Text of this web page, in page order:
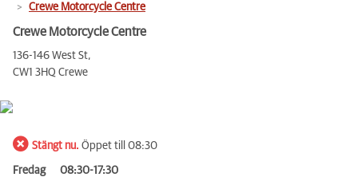
Crewe Motorcycle Centre
Crewe Motorcycle Centre
136-146 West St,
CW1 3HQ Crewe
Stängt nu. Öppet till 08:30
Fredag
08:30-17:30